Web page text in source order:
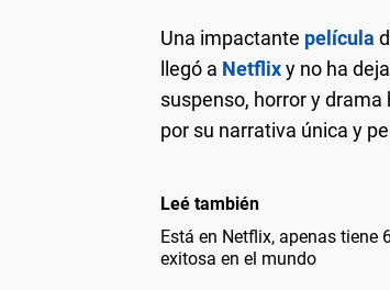
Una impactante película
llegó a Netflixy no ha
suspenso, horror y
por su narrativa única y
Leé también
Está en Netflix, apenas tiene
exitosa en el mundo